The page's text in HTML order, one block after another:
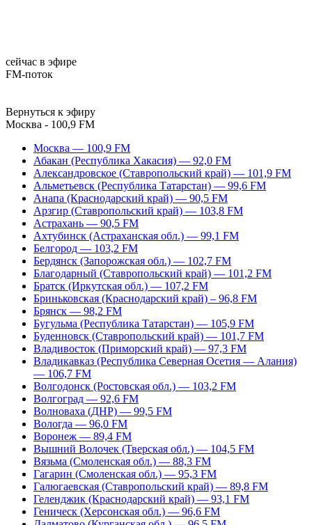
сейчас в эфире
FM-поток
Вернуться к эфиру
Москва - 100,9 FM
Москва — 100,9 FM
Абакан (Республика Хакасия) — 92,0 FM
Александровское (Ставропольский край) — 101,9 FM
Альметьевск (Республика Татарстан) — 99,6 FM
Анапа (Краснодарский край) — 90,5 FM
Арзгир (Ставропольский край) — 103,8 FM
Астрахань — 90,5 FM
Ахтубинск (Астраханская обл.) — 99,1 FM
Белгород — 103,2 FM
Бердянск (Запорожская обл.) — 102,7 FM
Благодарный (Ставропольский край) — 101,2 FM
Братск (Иркутская обл.) — 107,2 FM
Бриньковская (Краснодарский край) – 96,8 FM
Брянск — 98,2 FM
Бугульма (Республика Татарстан) — 105,9 FM
Буденновск (Ставропольский край) — 101,7 FM
Владивосток (Приморский край) — 97,3 FM
Владикавказ (Республика Северная Осетия — Алания)
— 106,7 FM
Волгодонск (Ростовская обл.) — 103,2 FM
Волгоград — 92,6 FM
Волноваха (ДНР) — 99,5 FM
Вологда — 96,0 FM
Воронеж — 89,4 FM
Вышний Волочек (Тверская обл.) — 104,5 FM
Вязьма (Смоленская обл.) — 88,3 FM
Гагарин (Смоленская обл.) — 95,3 FM
Галюгаевская (Ставропольский край) — 89,8 FM
Геленджик (Краснодарский край) — 93,1 FM
Геническ (Херсонская обл.) — 96,6 FM